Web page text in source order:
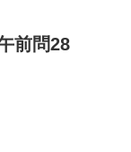
前問28